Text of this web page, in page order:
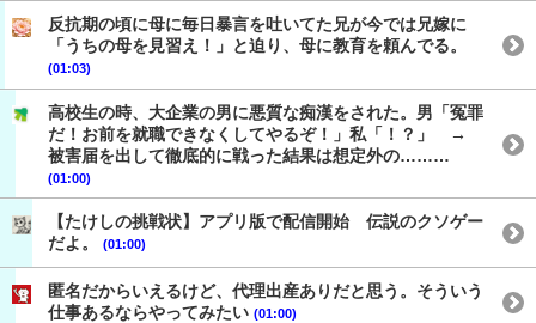
反抗期の頃に母に毎日暴言を吐いてた兄が今では兄嫁に
「うちの母を見習え！」と迫り、母に教育を頼んでる。
(01:03)
高校生の時、大企業の男に悪質な痴漢をされた。男「冤罪
だ！お前を就職できなくしてやるぞ！」私「！？」 →
被害届を出して徹底的に戦った結果は想定外の………
(01:00)
【たけしの挑戦状】アプリ版で配信開始 伝説のクソゲー
だよ。
(01:00)
匿名だからいえるけど、代理出産ありだと思う。そういう
仕事あるならやってみたい (01:00)